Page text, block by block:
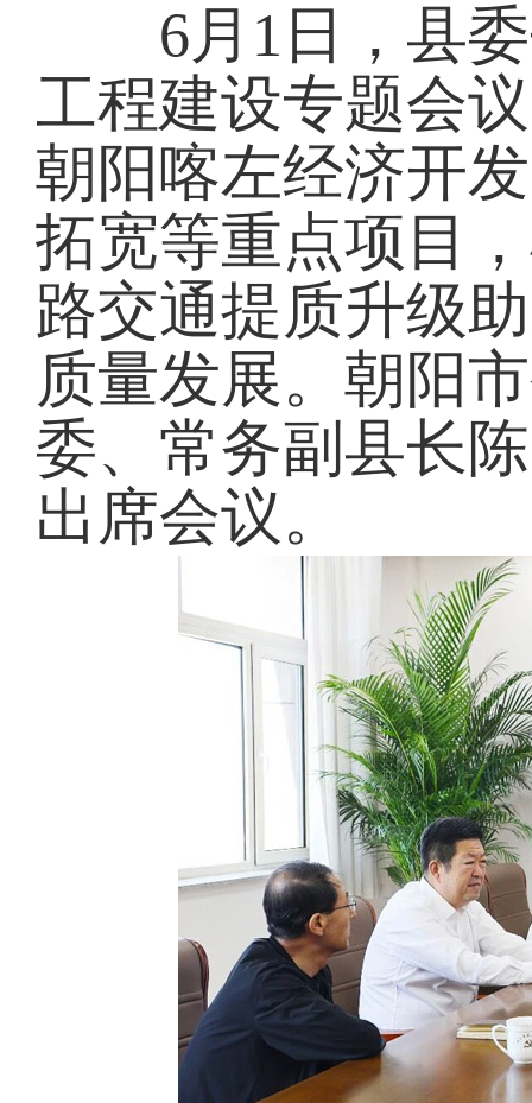
6月1日，县委
工程建设专题会
朝阳喀左经济开
拓宽等重点项目
路交通提质升级
质量发展。朝阳
委、常务副县长
出席会议。